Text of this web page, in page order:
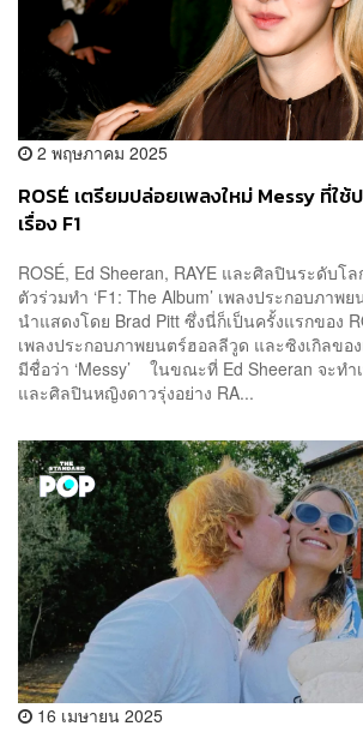
2 พฤษภาคม 2025
ROSÉ เตรียมปล่อยเพลงใหม่ Messy ที่ใ
เรื่อง F1
ROSÉ, Ed Sheeran, RAYE และศิลปินระดับโ
ตัวร่วมทำ ‘F1: The Album’ เพลงประกอบภาพย
นำแสดงโดย Brad Pitt ซึ่งนี่ก็เป็นครั้งแรกของ
เพลงประกอบภาพยนตร์ฮอลลีวูด และซิงเกิลขอ
มีชื่อว่า ‘Messy’ ในขณะที่ Ed Sheeran จะทำ
และศิลปินหญิงดาวรุ่งอย่าง RA...
16 เมษายน 2025